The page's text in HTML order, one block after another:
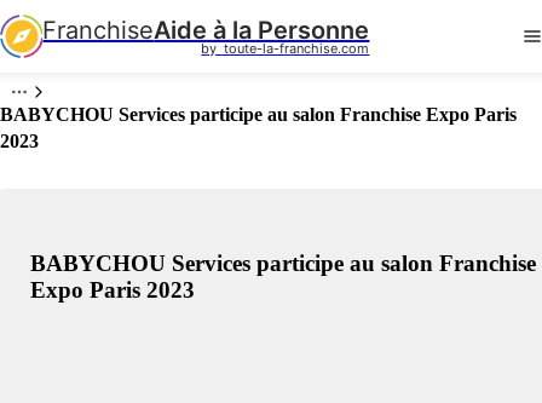
FranchiseAide à la Personne
by  toute-la-franchise.com
BABYCHOU Services participe au salon Franchise Expo Paris
2023
BABYCHOU Services participe au salon Franchise
Expo Paris 2023